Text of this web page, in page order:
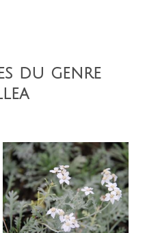
du genre